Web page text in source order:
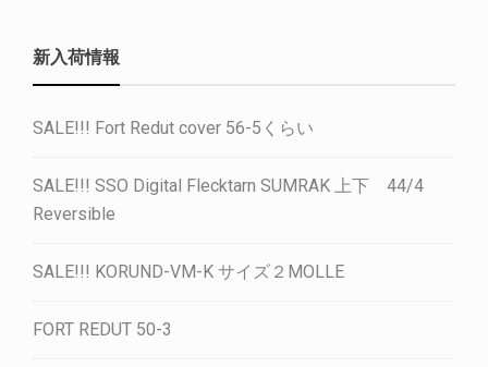
新入荷情報
SALE!!! Fort Redut cover 56-5くらい
SALE!!! SSO Digital Flecktarn SUMRAK 上下 44/4
Reversible
SALE!!! KORUND-VM-K サイズ２MOLLE
FORT REDUT 50-3